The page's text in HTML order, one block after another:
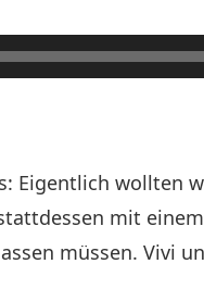
Eigentlich wollten
mit
müssen. Vivi